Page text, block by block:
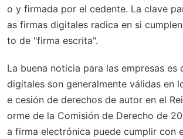
o y firmada por el cedente. La clave
as firmas digitales radica en si
to de "firma escrita".
La buena noticia para las empresas es
digitales son generalmente válidas en
e cesión de derechos de autor en el
orme de la Comisión de Derecho de
a firma electrónica puede cumplir con